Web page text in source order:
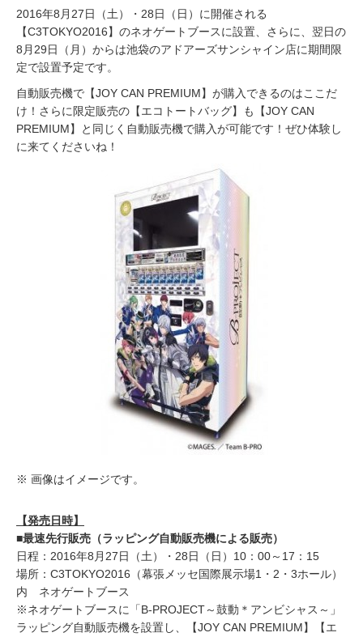
2016年8月27日（土）・28日（日）に開催される
【C3TOKYO2016】のネオゲートブースに設置、さらに、翌日の
8月29日（月）からは池袋のアドアーズサンシャイン店に期間限
定で設置予定です。
自動販売機で【JOY CAN PREMIUM】が購入できるのはここだ
け！さらに限定販売の【エコトートバッグ】も【JOY CAN
PREMIUM】と同じく自動販売機で購入が可能です！ぜひ体験し
に来てくださいね！
※ 画像はイメージです。
【発売日時】
■最速先行販売（ラッピング自動販売機による販売）
日程：2016年8月27日（土）・28日（日）10：00～17：15
場所：C3TOKYO2016（幕張メッセ国際展示場1・2・3ホール）
内 ネオゲートブース
※ネオゲートブースに「B-PROJECT～鼓動＊アンビシャス～」
ラッピング自動販売機を設置し、【JOY CAN PREMIUM】【エ